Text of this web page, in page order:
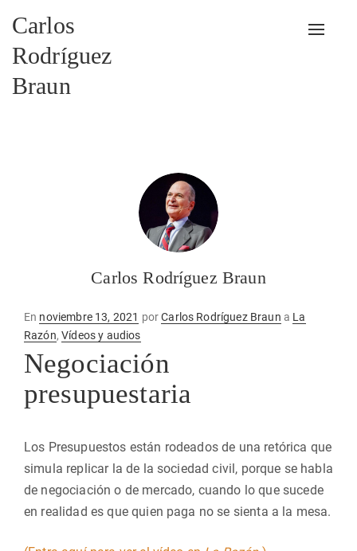
Carlos
Rodríguez
Braun
Carlos Rodríguez Braun
En Publicado
en
noviembre 13, 2021 porCarlos Rodríguez Braun a La
Razón,Vídeos y audios
Negociación
presupuestaria
Los Presupuestos están rodeados de una retórica que
simula replicar la de la sociedad civil, porque se habla
de negociación o de mercado, cuando lo que sucede
en realidad es que quien paga no se sienta a la mesa.